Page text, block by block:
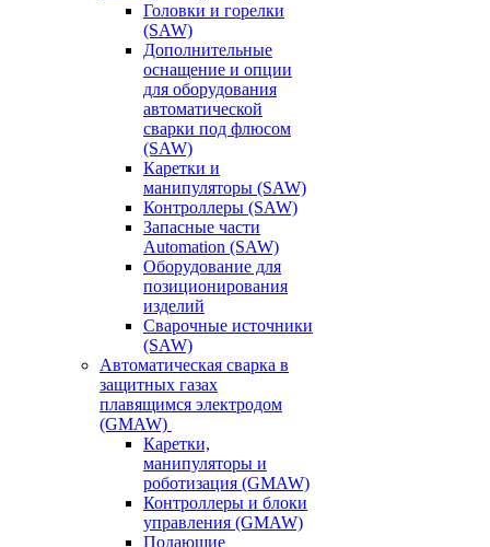
Головки и горелки
(SAW)
Дополнительные
оснащение и опции
для оборудования
автоматической
сварки под флюсом
(SAW)
Каретки и
манипуляторы (SAW)
Контроллеры (SAW)
Запасные части
Automation (SAW)
Оборудование для
позиционирования
изделий
Сварочные источники
(SAW)
Автоматическая сварка в
защитных газах
плавящимся электродом
(GMAW)
Каретки,
манипуляторы и
роботизация (GMAW)
Контроллеры и блоки
управления (GMAW)
Подающие